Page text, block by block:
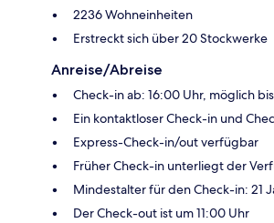
2236 Wohneinheiten
Erstreckt sich über 20 Stockwerke
Anreise/Abreise
Check-in ab: 16:00 Uhr, möglich
Ein kontaktloser Check-in und
Express-Check-in/out verfügbar
Früher Check-in unterliegt der
Mindestalter für den Check-in: 21
Der Check-out ist um 11:00 Uhr